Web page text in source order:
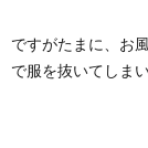
ですがたまに、お
で服を抜いてしま